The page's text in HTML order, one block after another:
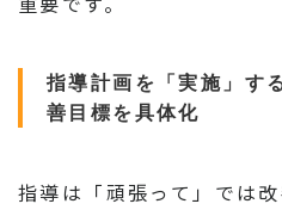
指導計画を「実施」す
善目標を具体化
指導は「頑張って」では